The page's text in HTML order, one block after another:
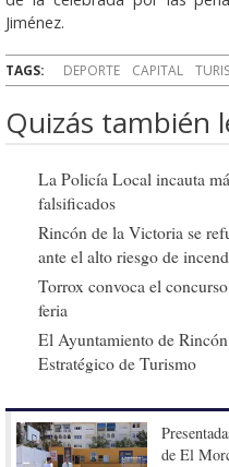
Jiménez.
TAGS: DEPORTE CAPITAL
Quizás también
La Policía Local incauta
falsificados
Rincón de la Victoria se
ante el alto riesgo de
Torrox convoca el
feria
El Ayuntamiento de
Estratégico de Turismo
de El